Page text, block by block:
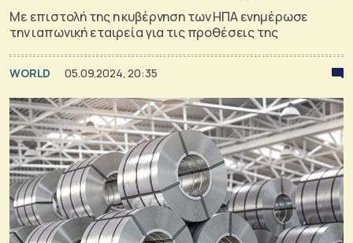
Με επιστολή της η κυβέρνηση των ΗΠΑ ενημέρωσε
την ιαπωνική εταιρεία για τις προθέσεις της
WORLD 05.09.2024, 20:35